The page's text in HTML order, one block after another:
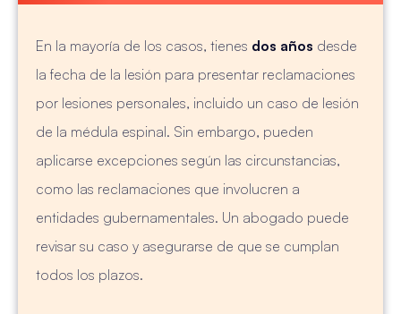
En la mayoría de los casos, tienes dos años desde
la fecha de la lesión para presentar reclamaciones
por lesiones personales, incluido un caso de lesión
de la médula espinal. Sin embargo, pueden
aplicarse excepciones según las circunstancias,
como las reclamaciones que involucren a
entidades gubernamentales. Un abogado puede
revisar su caso y asegurarse de que se cumplan
todos los plazos.